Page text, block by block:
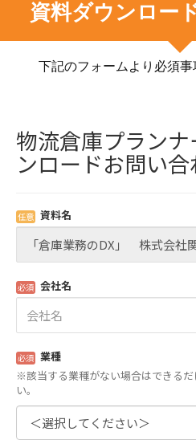
資料ダウンロー
下記のフォームより必須事